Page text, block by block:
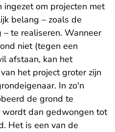
om projecten met
belang – zoals de
te realiseren. Wanneer
niet (tegen een
afstaan, kan het
het project groter zijn
In zo'n
de grond te
wordt dan gedwongen tot
Het is een van de